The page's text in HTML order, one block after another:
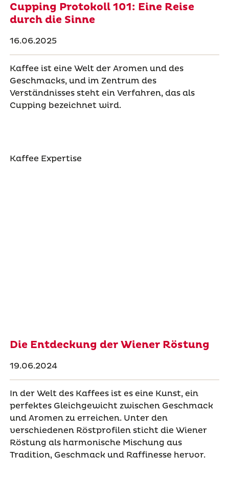
Cupping Protokoll 101: Eine Reise
durch die Sinne
16.06.2025
Kaffee ist eine Welt der Aromen und des
Geschmacks, und im Zentrum des
Verständnisses steht ein Verfahren, das als
Cupping bezeichnet wird.
Kaffee Expertise
Die Entdeckung der Wiener Röstung
19.06.2024
In der Welt des Kaffees ist es eine Kunst, ein
perfektes Gleichgewicht zwischen Geschmack
und Aromen zu erreichen. Unter den
verschiedenen Röstprofilen sticht die Wiener
Röstung als harmonische Mischung aus
Tradition, Geschmack und Raffinesse hervor.